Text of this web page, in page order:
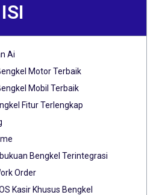
Ai
Motor Terbaik
Mobil Terbaik
Fitur Terlengkap
Bengkel Terintegrasi
Order
Kasir Khusus Bengkel